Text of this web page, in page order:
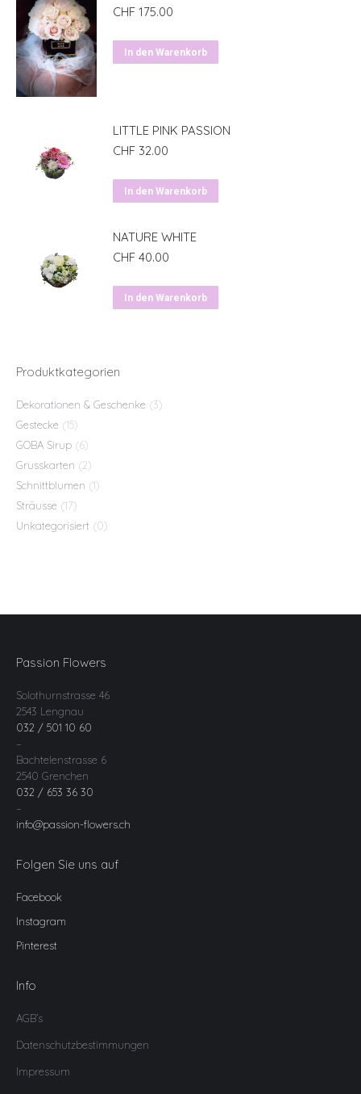
CHF 175.00
In den Warenkorb
LITTLE PINK PASSION
CHF 32.00
In den Warenkorb
NATURE WHITE
CHF 40.00
In den Warenkorb
Produktkategorien
Dekorationen & Geschenke (3)
Gestecke (15)
GOBA Sirup (6)
Grusskarten (2)
Schnittblumen (1)
Sträusse (17)
Unkategorisiert (0)
Passion Flowers
Solothurnstrasse 46
2543 Lengnau
032 / 501 10 60
–
Bachtelenstrasse 6
2540 Grenchen
032 / 653 36 30
–
info@passion-flowers.ch
Folgen Sie uns auf
Facebook
Instagram
Pinterest
Info
AGB’s
Datenschutzbestimmungen
Impressum